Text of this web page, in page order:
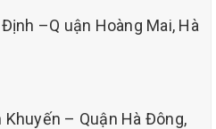
–Q uận Hoàng Mai, Hà
– Quận Hà Đông,